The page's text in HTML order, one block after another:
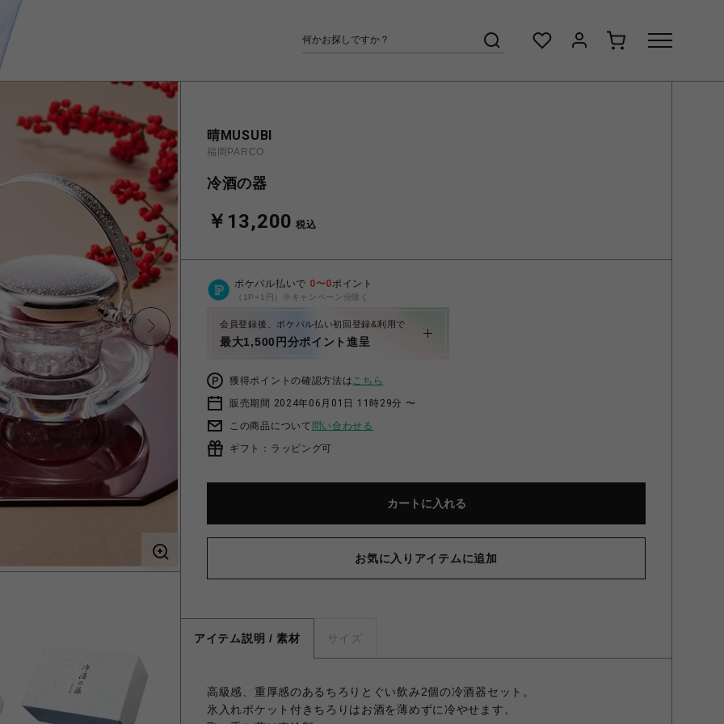
晴MUSUBI
福岡PARCO
冷酒の器
￥13,200 税込
ポケパル払いで 0〜0ポイント
（1P=1円）※キャンペーン分除く
会員登録後、ポケパル払い初回登録&利用で
最大1,500円分ポイント進呈
獲得ポイントの確認方法はこちら
販売期間 2024年06月01日 11時29分 〜
この商品について 問い合わせる
ギフト：ラッピング可
カートに入れる
お気に入りアイテムに追加
アイテム説明 / 素材 サイズ
高級感、重厚感のあるちろりとぐい飲み2個の冷酒器セット。
氷入れポケット付きちろりはお酒を薄めずに冷やせます。